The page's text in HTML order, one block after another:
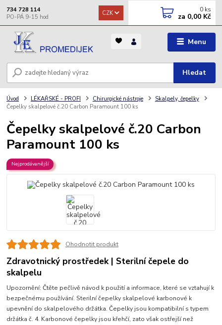
Menu
CZK
Hledat
734 728 114 0 ks
za 0,00 Kč
Úvod LÉKAŘSKÉ - PROFI Chirurgické nástroje
Skalpely, čepelky
Čepelky skalpelové č.20 Carbon Paramount 100 ks
Čepelky skalpelové č.20 Carbon
Paramount 100 ks
Nejprodávanější
Ohodnotit produkt
Zdravotnický prostředek | Sterilní čepele do
skalpelu
Upozornění: Čtěte pečlivě návod k použití a informace, které se vztahují k
bezpečnému používání. Sterilní čepelky skalpelové karbonové k
upevnění do skalpelového držátka. Čepelky jsou kompatibilní s typem
držátka č. 4. Karbonové čepelky jsou křehčí, zato však ostřejší než